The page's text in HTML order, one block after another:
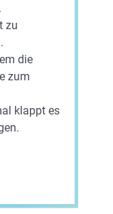
zu
die
zum
klappt es